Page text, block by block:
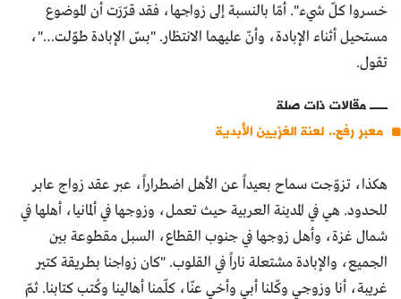
خسروا كلّ شيء". أمّا بالنسبة إلى زواجها، فقد قرّرَت أن الموضوع
مستحيل أثناء الإبادة، وأنّ عليهما الانتظار. "بسّ الإبادة طوّلت…"،
تقول.
مقالات ذات صلة
معبر رفح.. لعنة الغزيين الأبدية
هكذا، تزوّجت سماح بعيداً عن الأهل اضطراراً، عبر عقد زواج عابر
للحدود. هي في المدينة العربية حيث تعمل، وزوجها في ألمانيا، أهلها في
شمال غزة، وأهل زوجها في جنوب القطاع، السبل مقطوعة بين
الجميع، والإبادة مشتعلة ناراً في القلوب. "كان زواجنا بطريقة كتير
غريبة، أنا وزوجي وكّلنا أبي وأخي عنّا، كلّمنا أهالينا وكُتب كتابنا. ثمّ